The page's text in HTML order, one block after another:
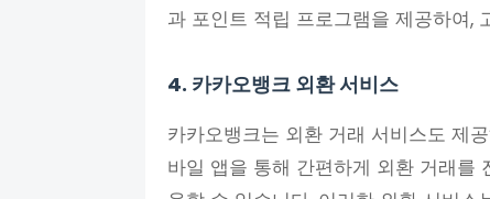
과 포인트 적립 프로그램을 제공하여,
4. 카카오뱅크 외환 서비스
카카오뱅크는 외환 거래 서비스도 제
바일 앱을 통해 간편하게 외환 거래를